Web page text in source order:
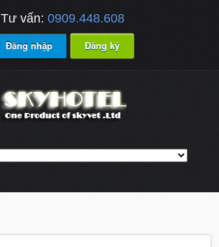
Tư vấn: 0909.448.608
Đăng nhập Đăng ký